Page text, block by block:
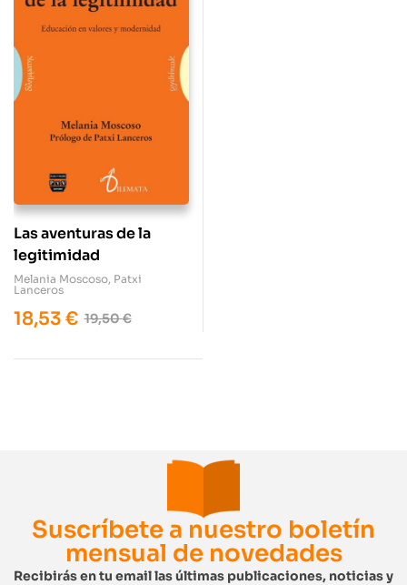
Las aventuras de la
legitimidad
Melania Moscoso, Patxi
Lanceros
19,50€
18,53 €
Suscríbete a nuestro boletín
mensual de novedades
Recibirás en tu email las últimas publicaciones, noticias y